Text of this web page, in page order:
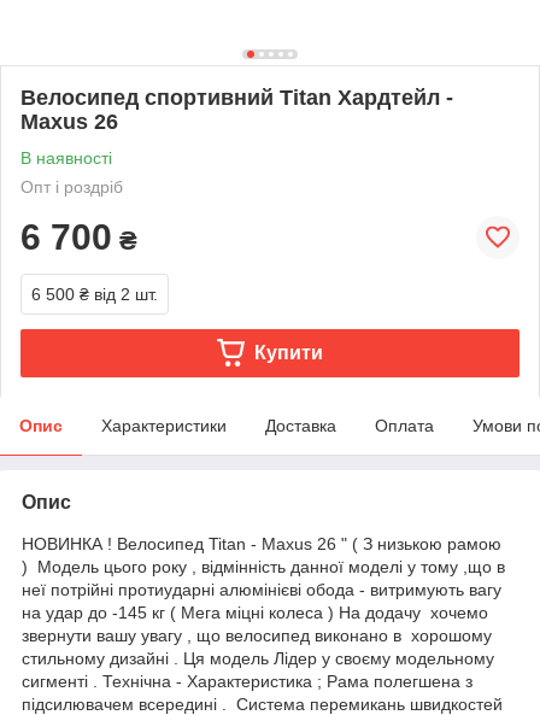
Велосипед спортивний Titan Хардтейл -
Maxus 26
В наявності
Опт і роздріб
6 700 ₴
6 500 ₴ від 2 шт.
Купити
Опис Характеристики Доставка Оплата Умови
Опис
НОВИНКА ! Велосипед Titan - Maxus 26 " ( З низькою рамою
) Модель цього року , відмінність данної моделі у тому ,що в
неї потрійні протиударні алюмінієві обода - витримують вагу
на удар до -145 кг ( Мега міцні колеса ) На додачу хочемо
звернути вашу увагу , що велосипед виконано в хорошому
стильному дизайні . Ця модель Лідер у своєму модельному
сигменті . Технічна - Характеристика ; Рама полегшена з
підсилювачем всередині . Система перемикань швидкостей